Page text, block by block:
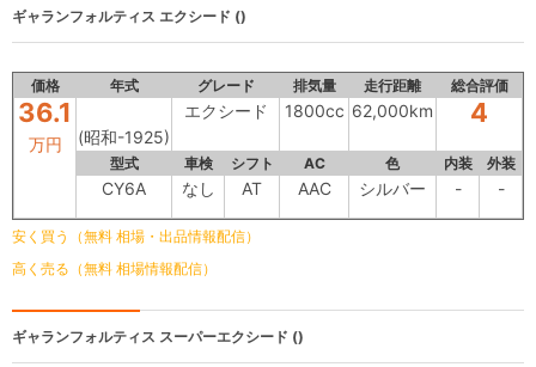
ギャランフォルティス エクシード ()
価格 年式 グレード 排気量 走行距離 総合評価
36.1
万円 (昭和-1925)
エクシード 1800cc 62,000km 4
型式 車検 シフト AC 色 内装 外装
CY6A なし AT AAC シルバー - -
安く買う（無料 相場・出品情報配信）
高く売る（無料 相場情報配信）
ギャランフォルティス スーパーエクシード ()